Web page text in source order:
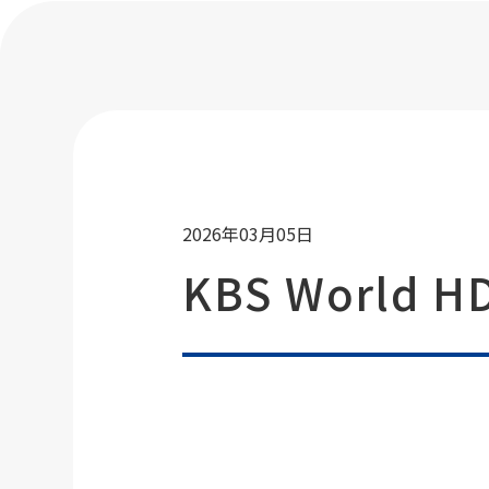
2026年03月05日
KBS World